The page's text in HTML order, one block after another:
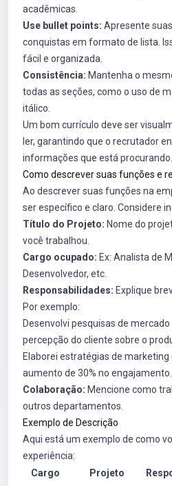
acadêmicas.
Use bullet points: Apresente
conquistas em formato de lista.
fácil e organizada.
Consistência: Mantenha o
todas as seções, como o uso de
itálico.
Um bom currículo deve ser
ler, garantindo que o recrutador
informações que está procurando.
Como descrever suas funções e
Ao descrever suas funções na
ser específico e claro. Considere
Título do Projeto: Nome do
você trabalhou.
Cargo ocupado: Ex: Analista de
Desenvolvedor, etc.
Responsabilidades: Explique
Por exemplo:
Desenvolvi pesquisas de
percepção do cliente sobre o
Elaborei estratégias de
aumento de 30% no engajamento.
Colaboração: Mencione como
outros departamentos.
Exemplo de Descrição
Aqui está um exemplo de como
experiência:
Cargo
Projeto